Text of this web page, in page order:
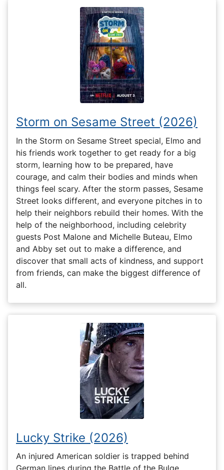
Storm on Sesame Street (2026)
In the Storm on Sesame Street special, Elmo and
his friends work together to get ready for a big
storm, learning how to be prepared, have
courage, and calm their bodies and minds when
things feel scary. After the storm passes, Sesame
Street looks different, and everyone pitches in to
help their neighbors rebuild their homes. With the
help of the neighborhood, including celebrity
guests Post Malone and Michelle Buteau, Elmo
and Abby set out to make a difference, and
discover that small acts of kindness, and support
from friends, can make the biggest difference of
all.
Lucky Strike (2026)
An injured American soldier is trapped behind
German lines during the Battle of the Bulge.